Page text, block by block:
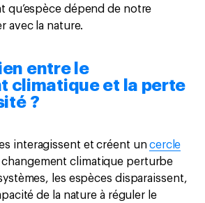
qu’espèce dépend de notre
avec la nature.
entre le
climatique et la perte
?
interagissent et créent uncercle
climatique perturbe
les espèces disparaissent,
de la nature à réguler le